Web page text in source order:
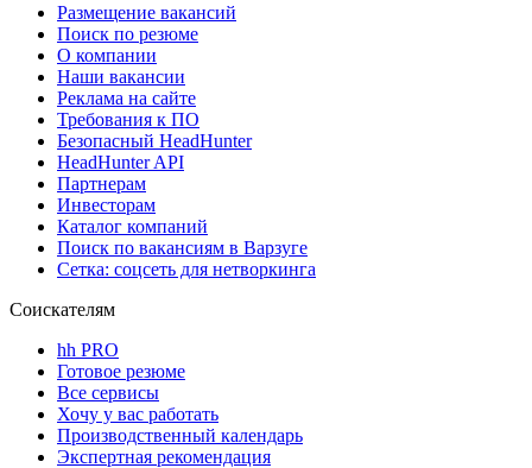
Размещение вакансий
Поиск по резюме
О компании
Наши вакансии
Реклама на сайте
Требования к ПО
Безопасный HeadHunter
HeadHunter API
Партнерам
Инвесторам
Каталог компаний
Поиск по вакансиям в Варзуге
Сетка: соцсеть для нетворкинга
Соискателям
hh PRO
Готовое резюме
Все сервисы
Хочу у вас работать
Производственный календарь
Экспертная рекомендация